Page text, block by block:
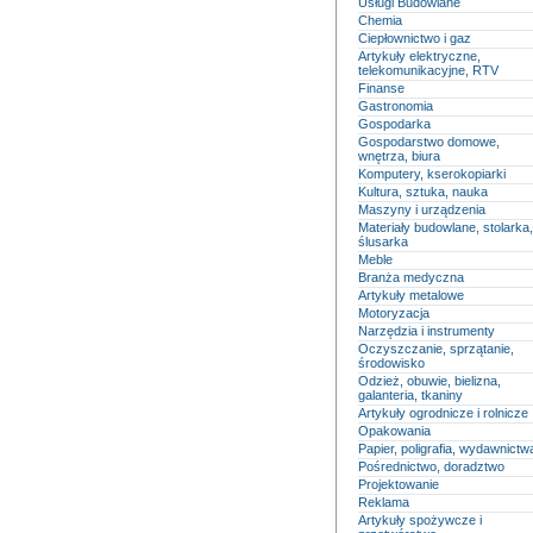
Chemia
Ciepłownictwo i gaz
Artykuły elektryczne,
telekomunikacyjne, RTV
Finanse
Gastronomia
Gospodarka
Gospodarstwo domowe,
wnętrza, biura
Komputery, kserokopiarki
Kultura, sztuka, nauka
Maszyny i urządzenia
Materiały budowlane, stolarka,
ślusarka
Meble
Branża medyczna
Artykuły metalowe
Motoryzacja
Narzędzia i instrumenty
Oczyszczanie, sprzątanie,
środowisko
Odzież, obuwie, bielizna,
galanteria, tkaniny
Artykuły ogrodnicze i rolnicze
Opakowania
Papier, poligrafia,
Pośrednictwo, doradztwo
Projektowanie
Reklama
Artykuły spożywcze i